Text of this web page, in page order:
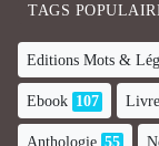
TAGS
Editions Mots &
Ebook 107
Anthologie 55